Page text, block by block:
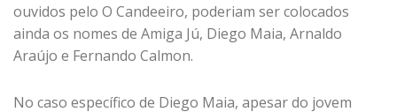
ouvidos pelo O Candeeiro, poderiam ser colocados
ainda os nomes de Amiga Jú, Diego Maia, Arnaldo
Araújo e Fernando Calmon.
No caso específico de Diego Maia, apesar do jovem